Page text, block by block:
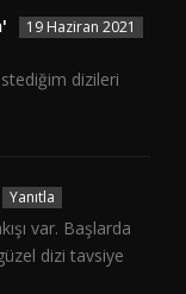
19 Haziran 2021
dizileri
Yanıtla
var. Başlarda
dizi tavsiye